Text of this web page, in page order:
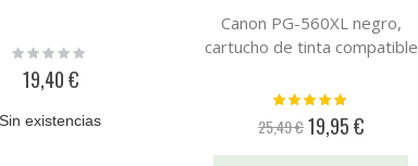
Rating:
19,40 €
Sin existencias
Canon PG-560XL negro,
cartucho de tinta compatible
Valoración:
25,49 € Precio
19,95 €